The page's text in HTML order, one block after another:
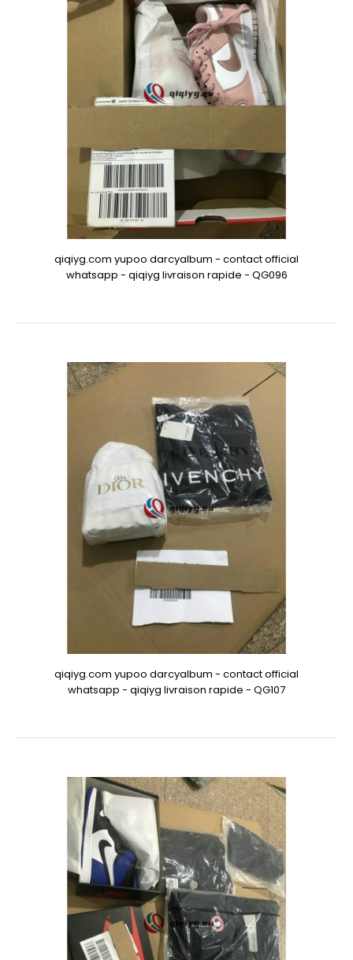
qiqiyg.com yupoo darcyalbum - contact official
whatsapp - qiqiyg livraison rapide - QG096
qiqiyg.com yupoo darcyalbum - contact official
whatsapp - qiqiyg livraison rapide - QG107